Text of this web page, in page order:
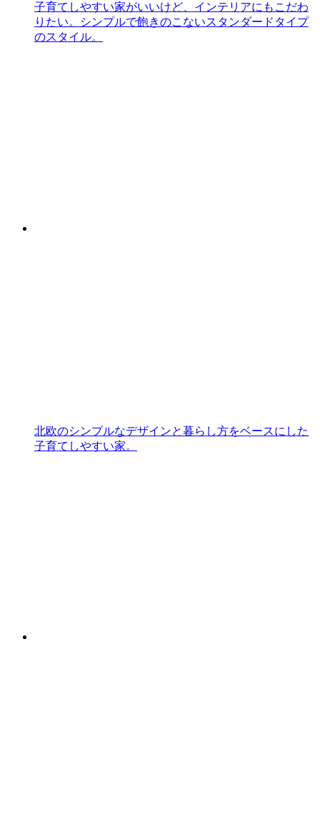
子育てしやすい家がいいけど、インテリアにもこだわ
りたい。シンプルで飽きのこないスタンダードタイプ
のスタイル。
北欧のシンプルなデザインと暮らし方をベースにした
子育てしやすい家。